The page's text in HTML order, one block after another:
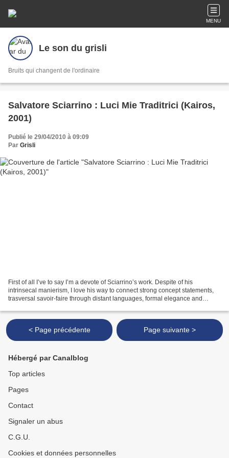
MENU
Le son du grisli
Bruits qui changent de l'ordinaire
Salvatore Sciarrino : Luci Mie Traditrici (Kairos,
2001)
Publié le 29/04/2010 à 09:09
Par Grisli
First of all I’ve to say I’m a devote of Sciarrino’s work. Despite of his
intrinsecal manierism, I love his way to connect strong concept statements,
trasversal savoir-faire through distant languages, formal elegance and
< Page précédente Page suivante >
Hébergé par Canalblog
Top articles
Pages
Contact
Signaler un abus
C.G.U.
Cookies et données personnelles